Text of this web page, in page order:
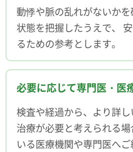
動悸や脈の乱れがないか
状態を把握したうえで、
るための参考とします。
必要に応じて専門医・医
検査や経過から、より詳
治療が必要と考えられる
いる医療機関や専門医へ